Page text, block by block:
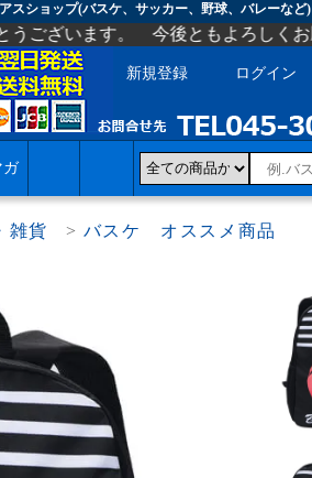
ショップ(バスケ、サッカー、野球、バレーなど)
ともよろしくお願いします。
新規登録 ログイン
ガ
雑貨 > バスケ オススメ商品